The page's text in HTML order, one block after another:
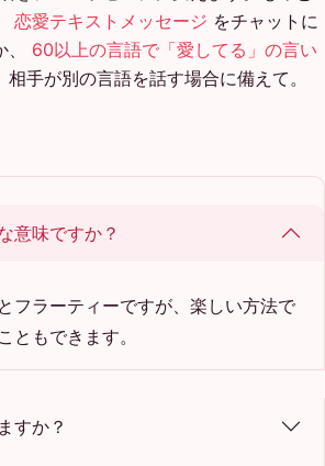
恋愛テキストメッセージ をチャットに
、 60以上の言語で「愛してる」の言い
手が別の言語を話す場合に備えて。
意味ですか？
フラーティーですが、楽しい方法で
ともできます。
すか？